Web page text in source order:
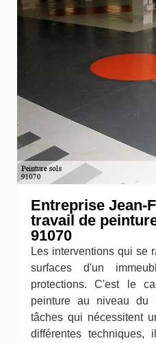
Entreprise Jean-
travail de
91070
Les interventions qui se
surfaces d'un
protections. C'est le
peinture au niveau du
tâches qui nécessitent
différentes techniques,